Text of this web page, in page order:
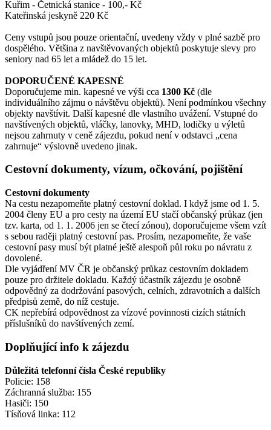
Kuřim - Četnická stanice - 100,- Kč
Kateřinská jeskyně 220 Kč
Ceny vstupů jsou pouze orientační, uvedeny vždy v plné sazbě pro
dospělého. Většina z navštěvovaných objektů poskytuje slevy pro
seniory nad 65 let a mládež do 15 let.
DOPORUČENÉ KAPESNÉ
Doporučujeme min. kapesné ve výši cca 1300 Kč (dle
individuálního zájmu o návštěvu objektů). Není podmínkou všechny
objekty navštívit. Další kapesné dle vlastního uvážení. Vstupné do
navštívených objektů, vláčky, lanovky, MHD, lodičky u výletů
nejsou zahrnuty v ceně zájezdu, pokud není v odstavci „cena
zahrnuje“ výslovně uvedeno jinak.
Cestovní dokumenty, vízum, očkování, pojištění
Cestovní dokumenty
Na cestu nezapomeňte platný cestovní doklad. I když jsme od 1. 5.
2004 členy EU a pro cesty na území EU stačí občanský průkaz (jen
tzv. karta, od 1. 1. 2006 jen se čtecí zónou), doporučujeme všem vzít
s sebou raději platný cestovní pas. Prosím, nezapomeňte, že vaše
cestovní pasy musí být platné ještě alespoň půl roku po návratu z
dovolené.
Dle vyjádření MV ČR je občanský průkaz cestovním dokladem
pouze pro držitele dokladu. Každý účastník zájezdu je osobně
odpovědný za dodržování pasových, celních, zdravotních a dalších
předpisů země, do níž cestuje.
CK nepřebírá odpovědnost za vízové povinnosti cizích státních
příslušníků do navštívených zemí.
Doplňující info k zájezdu
Důležitá telefonní čísla České republiky
Policie: 158
Záchranná služba: 155
Hasiči: 150
Tísňová linka: 112